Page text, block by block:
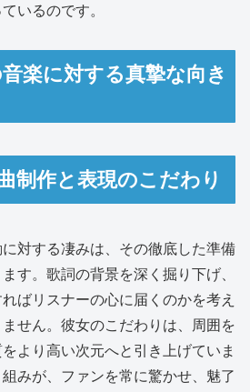
いるのです。
楽に対する真摯な向き
制作と表現のこだわり
対する凄みは、その徹底した準備
す。歌詞の背景を深く掘り下げ、
ばリスナーの心に届くのかを考え
せん。彼女のこだわりは、周囲を
より高い次元へと引き上げていま
みが、ファンを常に驚かせ、魅了